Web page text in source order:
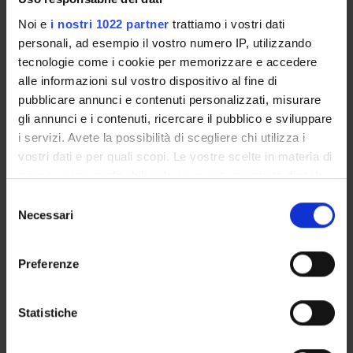
Noi e i nostri 1022 partner trattiamo i vostri dati
personali, ad esempio il vostro numero IP, utilizzando
tecnologie come i cookie per memorizzare e accedere
alle informazioni sul vostro dispositivo al fine di
pubblicare annunci e contenuti personalizzati, misurare
gli annunci e i contenuti, ricercare il pubblico e sviluppare
i servizi. Avete la possibilità di scegliere chi utilizza i
vostri dati e per quali scopi. Le vostre scelte in materia di
privacy sono applicabili solo su questa proprietà digitale
modificare o revocare il proprio consenso in qualsiasi
momento dalla Dichiarazione sui cookie o facendo clic
raccogliere informazioni sulla tua posizione
geografica, con un'approssimazione di qualche
delNecessari
Preferenze
Statistiche
Funds:assigned and managed by an external body
Syllabus:FINANZMIUR - Finanziamento MIUR per la
ricerca
PROJECT PARTICIPANTS
Massimiliano Perduca
Associate Professor
Proteomica strutturale, funzionale e di espressione
Biochimica e Biologia Molecolare